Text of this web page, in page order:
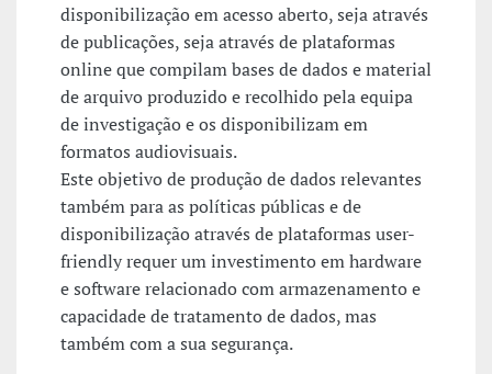
disponibilização em acesso aberto, seja através
de publicações, seja através de plataformas
online que compilam bases de dados e material
de arquivo produzido e recolhido pela equipa
de investigação e os disponibilizam em
formatos audiovisuais.
Este objetivo de produção de dados relevantes
também para as políticas públicas e de
disponibilização através de plataformas user-
friendly requer um investimento em hardware
e software relacionado com armazenamento e
capacidade de tratamento de dados, mas
também com a sua segurança.